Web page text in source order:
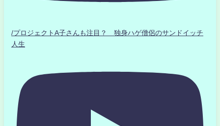
/プロジェクトA子さんも注目？ 独身ハゲ僧侶のサンドイッチ
人生